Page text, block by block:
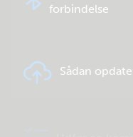
forbindelse
Sådan